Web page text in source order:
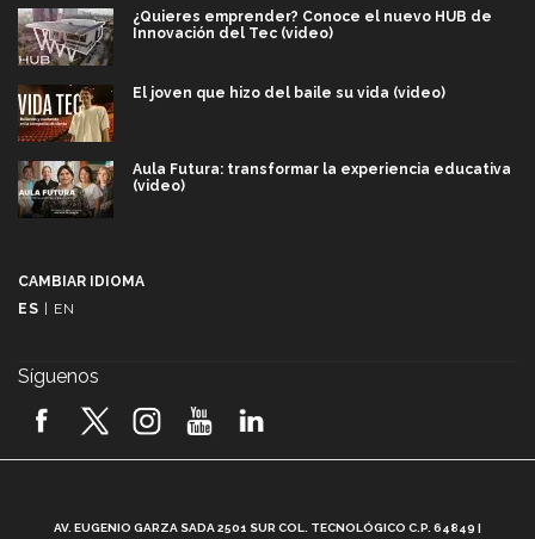
¿Quieres emprender? Conoce el nuevo HUB de
Innovación del Tec (video)
El joven que hizo del baile su vida (video)
Aula Futura: transformar la experiencia educativa
(video)
2026! (video)
CAMBIAR IDIOMA
ES
EN
Síguenos
AV. EUGENIO GARZA SADA 2501 SUR COL. TECNOLÓGICO C.P. 64849 |